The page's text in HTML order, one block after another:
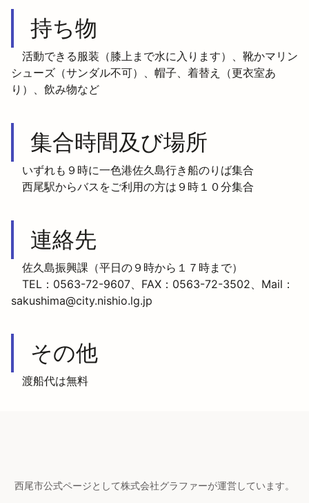
持ち物
活動できる服装（膝上まで水に入ります）、靴かマリン
シューズ（サンダル不可）、帽子、着替え（更衣室あ
り）、飲み物など
集合時間及び場所
いずれも９時に一色港佐久島行き船のりば集合
西尾駅からバスをご利用の方は９時１０分集合
連絡先
佐久島振興課（平日の９時から１７時まで）
TEL：0563-72-9607、FAX：0563-72-3502、Mail：
sakushima@city.nishio.lg.jp
その他
渡船代は無料
西尾市公式ページとして株式会社グラファーが運営しています。